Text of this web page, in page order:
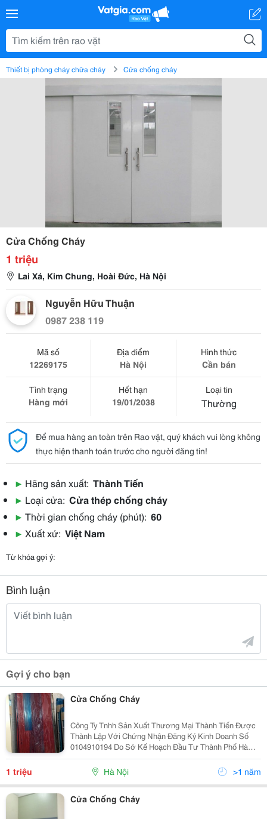
Thiết bị phòng cháy chữa cháy Cửa chống cháy
Cửa Chống Cháy
1 triệu
Lai Xá, Kim Chung, Hoài Đức, Hà Nội
Nguyễn Hữu Thuận
0987 238 119
Mã số
12269175
Địa điểm
Hà Nội
Hình thức
Cần bán
Tình trạng
Hàng mới
Hết hạn
19/01/2038
Loại tin
Thường
Để mua hàng an toàn trên Rao vặt, quý khách vui lòng không
thực hiện thanh toán trước cho người đăng tin!
▶ Hãng sản xuất: Thành Tiến
▶ Loại cửa: Cửa thép chống cháy
▶ Thời gian chống cháy (phút): 60
▶ Xuất xứ: Việt Nam
Từ khóa gợi ý:
Bình luận
Gợi ý cho bạn
Cửa Chống Cháy
Công Ty Tnhh Sản Xuất Thương Mại Thành Tiến Được
Thành Lập Với Chứng Nhận Đăng Ký Kinh Doanh Số
0104910194 Do Sở Kế Hoạch Đầu Tư Thành Phố Hà
Nội Cấp Ngày 29 Tháng 09 Năm 2010. Công Ty Chúng
Tôi Chuyên Cung Cấp, Lắp Đặt Và Bảo Trì Các Hạng
1 triệu Hà Nội >1 năm
Cửa Chống Cháy